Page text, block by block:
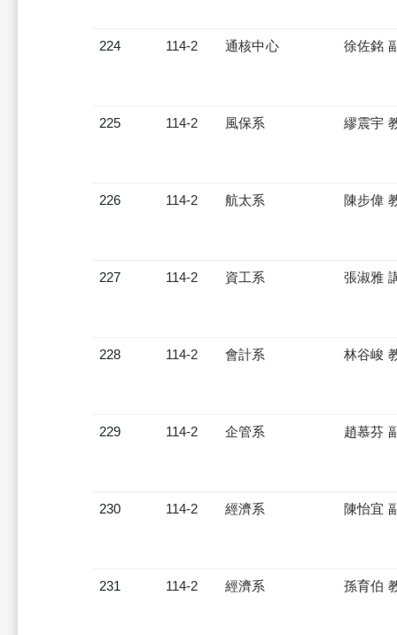
224 114-2 通核中心 徐佐銘
225 114-2 風保系 繆震宇
226 114-2 航太系 陳步偉
227 114-2 資工系 張淑雅
228 114-2 會計系 林谷峻
229 114-2 企管系 趙慕芬
230 114-2 經濟系 陳怡宜
231 114-2 經濟系 孫育伯